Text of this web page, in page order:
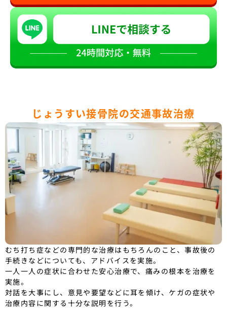
じょうすい接骨院の交通事故治療
むち打ち症などの専門的な治療はもちろんのこと、事故後の
手続きなどについても、アドバイスを実施。
一人一人の症状に合わせた安心治療で、痛みの根本を治療を
実施。
対話を大事にし、意見や要望などに耳を傾け、ケガの症状や
治療内容に関する十分な説明を行う。